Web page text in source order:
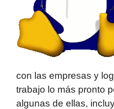
con las empresas y
trabajo lo más pronto
algunas de ellas,